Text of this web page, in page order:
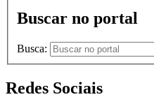
Buscar no portal
Busca:
Redes Sociais